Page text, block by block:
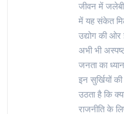
जीवन में जलेबी
में यह संकेत
उद्योग की ओर
अभी भी
जनता का
इन सुर्खियों
उठता है कि
राजनीति के